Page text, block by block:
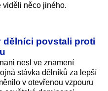
viděli něco jiného.
dělníci povstali proti
nesl ve znamení
stávka dělníků za lepší
v otevřenou vzpouru